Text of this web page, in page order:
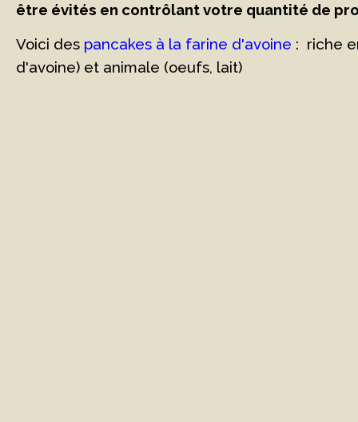
être évités en contrôlant votre quantité de
Voici des pancakes à la farine d'avoine : riche
d'avoine) et animale (oeufs, lait)